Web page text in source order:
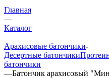
Главная
—
Каталог
—
Арахисовые батончики
Десертные батончики
батончики
—Батончик арахисовый